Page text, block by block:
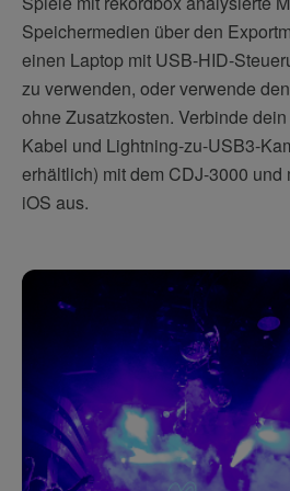
Speichermedien über den
einen Laptop mit USB-HID-
zu verwenden, oder verwende
ohne Zusatzkosten. Verbinde
Kabel und Lightning-zu-USB3-
erhältlich) mit dem CDJ-3000 und
iOS aus.